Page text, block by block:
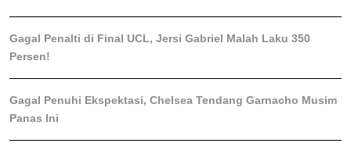
Gagal Penalti di Final UCL, Jersi Gabriel Malah Laku 350
Persen!
Gagal Penuhi Ekspektasi, Chelsea Tendang Garnacho Musim
Panas Ini